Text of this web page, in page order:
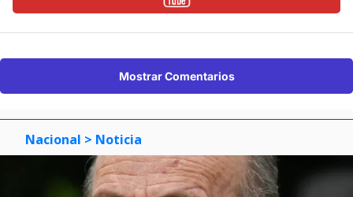
Mostrar Comentarios
Nacional > Noticia